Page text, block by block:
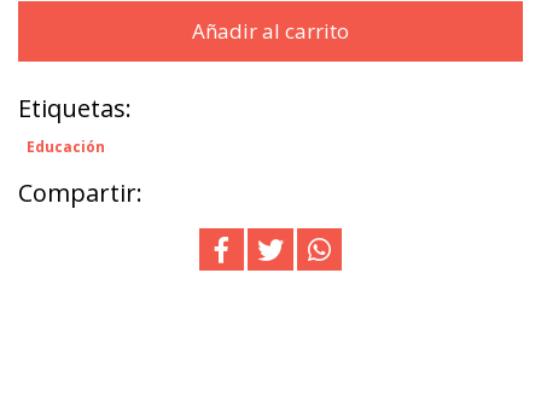
Añadir al carrito
Etiquetas:
Educación
Compartir: